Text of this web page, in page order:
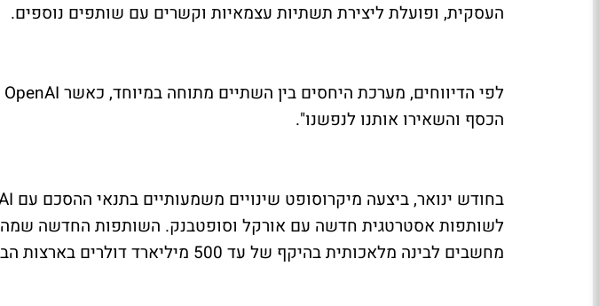
העסקית, ופועלת ליצירת תשתיות עצמאיות וקשרים עם שותפים נוספים.
הכסף והשאירו אותנו לנפשנו".
לשותפות אסטרטגית חדשה עם אורקל וסופטבנק. השותפות החדשה
מחשבים לבינה מלאכותית בהיקף של עד 500 מיליארד דולרים בארצות הברית.